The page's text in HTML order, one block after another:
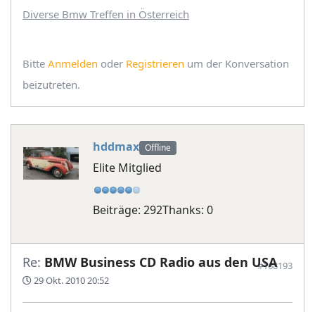
Diverse Bmw Treffen in Österreich
Bitte Anmelden oder Registrieren um der Konversation
beizutreten.
hddmax Offline
Elite Mitglied
Beiträge: 292Thanks: 0
Re: BMW Business CD Radio aus den USA
29 Okt. 2010 20:52
#168193